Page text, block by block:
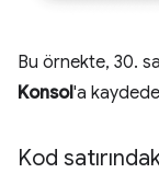
Bu örnekte, 30.
Konsol'a
Kod